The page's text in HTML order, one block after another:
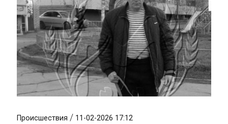
Происшествия / 11-02-2026 17:12